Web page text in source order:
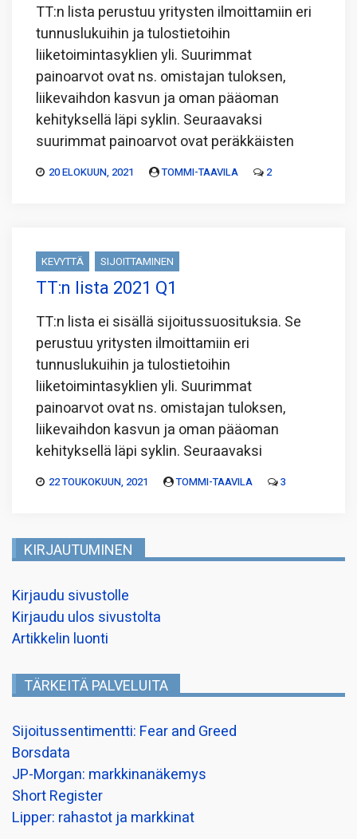
TT:n lista perustuu yritysten ilmoittamiin eri
tunnuslukuihin ja tulostietoihin
liiketoimintasyklien yli. Suurimmat
painoarvot ovat ns. omistajan tuloksen,
liikevaihdon kasvun ja oman pääoman
kehityksellä läpi syklin. Seuraavaksi
suurimmat painoarvot ovat peräkkäisten
20 ELOKUUN, 2021 TOMMI-TAAVILA 2
KEVYTTÄ SIJOITTAMINEN
TT:n lista 2021 Q1
TT:n lista ei sisällä sijoitussuosituksia. Se
perustuu yritysten ilmoittamiin eri
tunnuslukuihin ja tulostietoihin
liiketoimintasyklien yli. Suurimmat
painoarvot ovat ns. omistajan tuloksen,
liikevaihdon kasvun ja oman pääoman
kehityksellä läpi syklin. Seuraavaksi
22 TOUKOKUUN, 2021 TOMMI-TAAVILA 3
KIRJAUTUMINEN
Kirjaudu sivustolle
Kirjaudu ulos sivustolta
Artikkelin luonti
TÄRKEITÄ PALVELUITA
Sijoitussentimentti: Fear and Greed
Borsdata
JP-Morgan: markkinanäkemys
Short Register
Lipper: rahastot ja markkinat